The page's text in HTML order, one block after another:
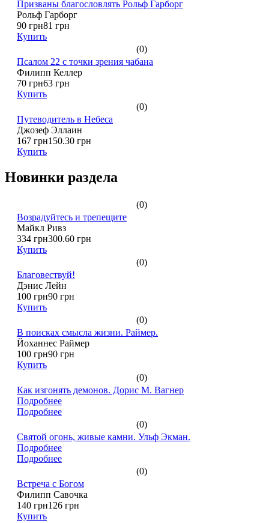
Призваны благословлять Рольф Гарборг
Рольф Гарборг
90 грн81 грн
Купить
(0)
Псалом 22 с точки зрения чабана
Филипп Келлер
70 грн63 грн
Купить
(0)
Путеводитель в Небеса
Джозеф Эллаин
167 грн150.30 грн
Купить
Новинки раздела
(0)
Возрадуйтесь и трепещите
Майкл Ривз
334 грн300.60 грн
Купить
(0)
Благовествуй!
Дэнис Лейн
100 грн90 грн
Купить
(0)
В поисках смысла жизни. Раймер.
Йоханнес Раймер
100 грн90 грн
Купить
(0)
Как изгонять демонов. Дорис М. Вагнер
Подробнее
Подробнее
(0)
Святой огонь, живые камни. Ульф Экман.
Подробнее
Подробнее
(0)
Встреча с Богом
Филипп Савочка
140 грн126 грн
Купить